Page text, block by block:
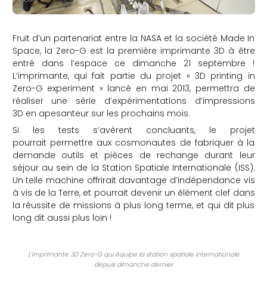
Fruit d’un partenariat entre la NASA et la société Made In
Space, la Zero-G est la première imprimante 3D à être
entré dans l’espace ce dimanche 21 septembre !
L’imprimante, qui fait partie du projet « 3D printing in
Zero-G experiment » lancé en mai 2013, permettra de
réaliser une série d’expérimentations d’impressions
3D en apesanteur sur les prochains mois.
Si les tests s’avèrent concluants, le projet
pourrait permettre aux cosmonautes de fabriquer à la
demande outils et pièces de rechange durant leur
séjour au sein de la Station Spatiale Internationale (ISS).
Un telle machine offrirait davantage d’indépendance vis
à vis de la Terre, et pourrait devenir un élément clef dans
la réussite de missions à plus long terme, et qui dit plus
long dit aussi plus loin !
L’imprimante 3D Zero-G qui équipe la station spatiale internationale
depuis dimanche dernier